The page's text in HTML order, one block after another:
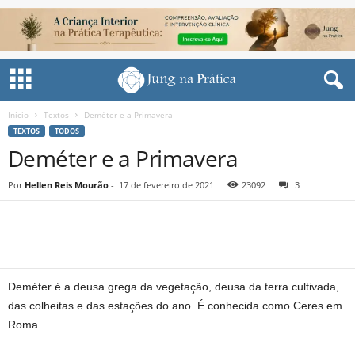
Início Textos Deméter e a Primavera
TEXTOS TODOS
Deméter e a Primavera
Por Hellen Reis Mourão - 17 de fevereiro de 2021 23092 3
Deméter é a deusa grega da vegetação, deusa da terra cultivada,
das colheitas e das estações do ano. É conhecida como Ceres em
Roma.